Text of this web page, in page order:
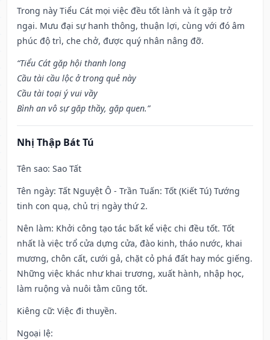
Trong này Tiểu Cát mọi việc đều tốt lành và ít gặp trở
ngại. Mưu đại sự hanh thông, thuận lợi, cùng với đó âm
phúc độ trì, che chở, được quý nhân nâng đỡ.
“Tiểu Cát gặp hội thanh long
Cầu tài cầu lộc ở trong quẻ này
Cầu tài toại ý vui vầy
Bình an vô sự gặp thầy, gặp quen.”
Nhị Thập Bát Tú
Tên sao: Sao Tất
Tên ngày: Tất Nguyệt Ô - Trần Tuấn: Tốt (Kiết Tú) Tướng
tinh con quạ, chủ trị ngày thứ 2.
Nên làm: Khởi công tạo tác bất kể việc chi đều tốt. Tốt
nhất là việc trổ cửa dựng cửa, đào kinh, tháo nước, khai
mương, chôn cất, cưới gả, chặt cỏ phá đất hay móc giếng.
Những việc khác như khai trương, xuất hành, nhập học,
làm ruộng và nuôi tằm cũng tốt.
Kiêng cữ: Việc đi thuyền.
Ngoại lệ: